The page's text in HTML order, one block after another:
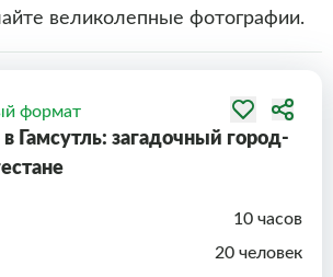
великолепные фотографии.
формат
Гамсутль: загадочный город-
10 часов
20 человек